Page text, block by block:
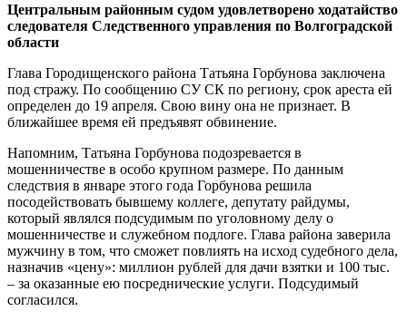
Центральным районным судом удовлетворено ходатайство
следователя Следственного управления по Волгоградской
области
Глава Городищенского района Татьяна Горбунова заключена
под стражу. По сообщению СУ СК по региону, срок ареста ей
определен до 19 апреля. Свою вину она не признает. В
ближайшее время ей предъявят обвинение.
Напомним, Татьяна Горбунова подозревается в
мошенничестве в особо крупном размере. По данным
следствия в январе этого года Горбунова решила
посодействовать бывшему коллеге, депутату райдумы,
который являлся подсудимым по уголовному делу о
мошенничестве и служебном подлоге. Глава района заверила
мужчину в том, что сможет повлиять на исход судебного дела,
назначив «цену»: миллион рублей для дачи взятки и 100 тыс.
– за оказанные ею посреднические услуги. Подсудимый
согласился.